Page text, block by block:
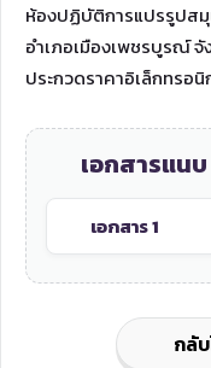
ห้องปฏิบัติการแปรรูปส
อำเภอเมืองเพชรบูรณ์
ประกวดราคาอิเล็กทร
เอกสารแน
เอกสาร 1
กลั